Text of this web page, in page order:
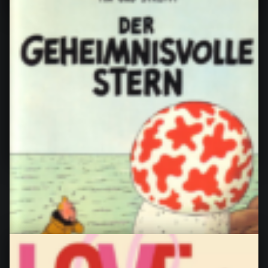
Der ganze Gaston von André Franquin Meine
Bewertung: 5 von 5 Sternen Ich erinnere mich noch
genau, wie ich Gaston…